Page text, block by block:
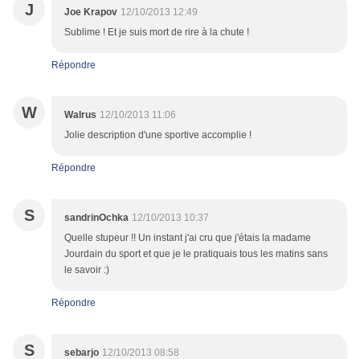
J Joe Krapov 12/10/2013 12:49
Sublime ! Et je suis mort de rire à la chute !
Répondre
W Walrus 12/10/2013 11:06
Jolie description d'une sportive accomplie !
Répondre
S sandrinOchka 12/10/2013 10:37
Quelle stupeur !! Un instant j'ai cru que j'étais la madame
Jourdain du sport et que je le pratiquais tous les matins sans
le savoir :)
Répondre
S sebarjo 12/10/2013 08:58